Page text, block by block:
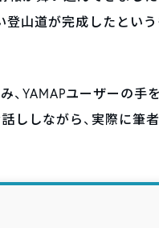
登山道が完成したとい
YAMAPユーザーの手
ししながら、実際に筆